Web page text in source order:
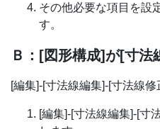
その他必要な項目を設
す。
Ｂ：[図形構成]が[寸法
[編集]-[寸法線編集]-[寸法線修
[編集]-[寸法線編集]-[寸